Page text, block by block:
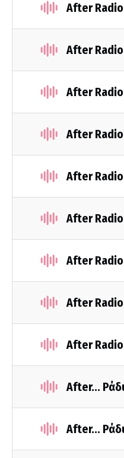
After
After
After
After
After
After
After
After
After
After...
After...